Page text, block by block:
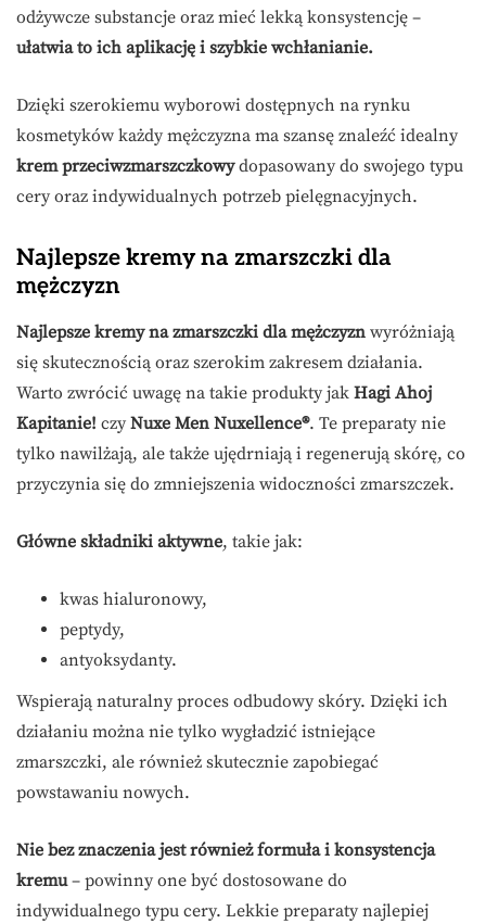
odżywcze substancje oraz mieć lekką konsystencję –
ułatwia to ich aplikację i szybkie wchłanianie.
Dzięki szerokiemu wyborowi dostępnych na rynku
kosmetyków każdy mężczyzna ma szansę znaleźć idealny
krem przeciwzmarszczkowydopasowany do swojego typu
cery oraz indywidualnych potrzeb pielęgnacyjnych.
Najlepsze kremy na zmarszczki dla
mężczyzn
Najlepsze kremy na zmarszczki dla mężczyzn wyróżniają
się skutecznością oraz szerokim zakresem działania.
Warto zwrócić uwagę na takie produkty jak Hagi Ahoj
Kapitanie! czy Nuxe Men Nuxellence®. Te preparaty nie
tylko nawilżają, ale także ujędrniają i regenerują skórę, co
przyczynia się do zmniejszenia widoczności zmarszczek.
Główne składniki aktywne, takie jak:
kwas hialuronowy,
peptydy,
antyoksydanty.
Wspierają naturalny proces odbudowy skóry. Dzięki ich
działaniu można nie tylko wygładzić istniejące
zmarszczki, ale również skutecznie zapobiegać
powstawaniu nowych.
Nie bez znaczenia jest również formuła i konsystencja
kremu– powinny one być dostosowane do
indywidualnego typu cery. Lekkie preparaty najlepiej